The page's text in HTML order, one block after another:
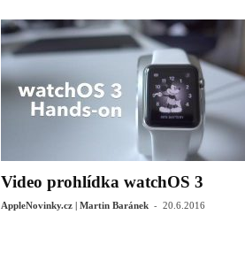
Video prohlídka watchOS 3
AppleNovinky.cz | Martin Baránek - 20.6.2016